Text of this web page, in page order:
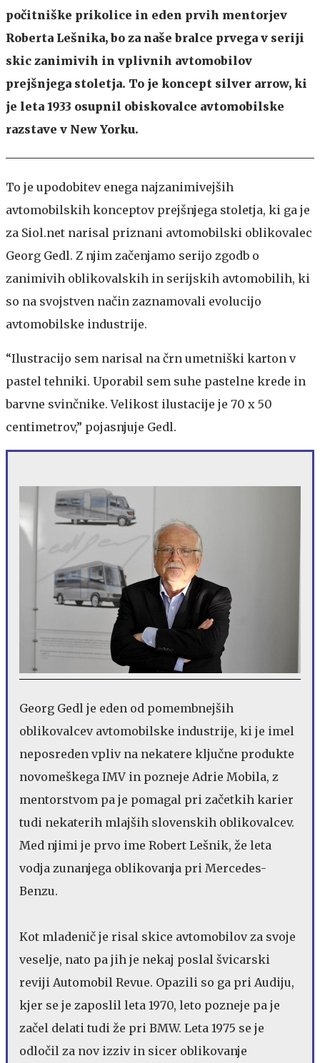
počitniške prikolice in eden prvih mentorjev
Roberta Lešnika, bo za naše bralce prvega v seriji
skic zanimivih in vplivnih avtomobilov
prejšnjega stoletja. To je koncept silver arrow, ki
je leta 1933 osupnil obiskovalce avtomobilske
razstave v New Yorku.
To je upodobitev enega najzanimivejših
avtomobilskih konceptov prejšnjega stoletja, ki ga je
za Siol.net narisal priznani avtomobilski oblikovalec
Georg Gedl. Z njim začenjamo serijo zgodb o
zanimivih oblikovalskih in serijskih avtomobilih, ki
so na svojstven način zaznamovali evolucijo
avtomobilske industrije.
“Ilustracijo sem narisal na črn umetniški karton v
pastel tehniki. Uporabil sem suhe pastelne krede in
barvne svinčnike. Velikost ilustacije je 70 x 50
centimetrov,” pojasnjuje Gedl.
Georg Gedl je eden od pomembnejših
oblikovalcev avtomobilske industrije, ki je imel
neposreden vpliv na nekatere ključne produkte
novomeškega IMV in pozneje Adrie Mobila, z
mentorstvom pa je pomagal pri začetkih karier
tudi nekaterih mlajših slovenskih oblikovalcev.
Med njimi je prvo ime Robert Lešnik, že leta
vodja zunanjega oblikovanja pri Mercedes-
Benzu.
Kot mladenič je risal skice avtomobilov za svoje
veselje, nato pa jih je nekaj poslal švicarski
reviji Automobil Revue. Opazili so ga pri Audiju,
kjer se je zaposlil leta 1970, leto pozneje pa je
začel delati tudi že pri BMW. Leta 1975 se je
odločil za nov izziv in sicer oblikovanje